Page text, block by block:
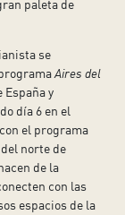
paleta de
se
Aires del
España y
día 6 en el
el programa
norte de
de la
con las
espacios de la